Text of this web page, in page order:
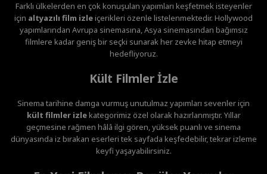
Farklı ülkelerden en çok konuşulan yapımları keşfetmek isteyenler
için altyazılı film izleiçerikleri özenle listelenmektedir. Hollywood
yapımlarından Avrupa sinemasına, Asya sinemasından bağımsız
filmlere kadar geniş bir seçki sunarak her zevke hitap etmeyi
hedefliyoruz.
Kült Filmler İzle
Sinema tarihine damga vurmuş unutulmaz yapımları sevenler için
kült filmler izlekategorimiz özel olarak hazırlanmıştır. Yıllar
geçmesine rağmen hâlâ ilgi gören, yüksek puanlı ve sinema
dünyasında iz bırakan eserleri tek sayfada keşfedebilir, tekrar izleme
keyfi yaşayabilirsiniz.